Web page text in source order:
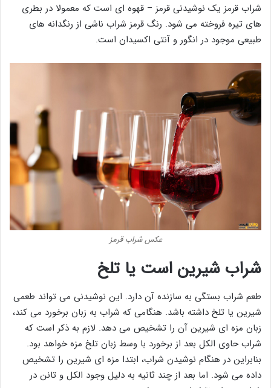
شراب قرمز یک نوشیدنی قرمز – قهوه ای است که معمولا در بطری
های تیره فروخته می شود. رنگ قرمز شراب ناشی از رنگدانه های
طبیعی موجود در انگور و آنتی اکسیدان است.
عکس شراب قرمز
شراب شیرین است یا تلخ
طعم شراب بستگی به سازنده آن دارد. این نوشیدنی می تواند طعمی
شیرین یا تلخ داشته باشد. هنگامی که شراب به زبان برخورد می کند،
زبان مزه ای شیرین آن را تشخیص می دهد. لازم به ذکر است که
شراب حاوی الکل بعد از برخورد با وسط زبان تلخ مزه خواهد بود.
بنابراین در هنگام نوشیدن شراب، ابتدا مزه ای شیرین را تشخیص
داده می شود. اما بعد از چند ثانیه به دلیل وجود الکل و تانن در